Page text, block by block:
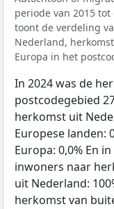
periode van 2015
toont de verdeling
Nederland,
Europa in het
In 2024 was de
postcodegebied
herkomst uit
Europese landen:
Europa: 0,0% En
inwoners naar
uit Nederland:
herkomst van